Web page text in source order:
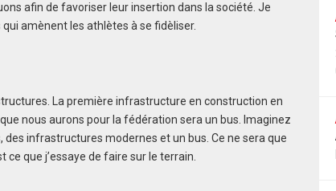
afin de favoriser leur insertion dans la société. Je
amènent les athlètes à se fidèliser.
La première infrastructure en construction en
nous aurons pour la fédération sera un bus. Imaginez
infrastructures modernes et un bus. Ce ne sera que
ce que j’essaye de faire sur le terrain.